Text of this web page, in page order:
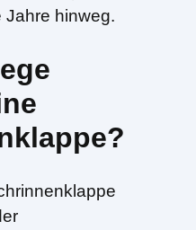
Jahre hinweg.